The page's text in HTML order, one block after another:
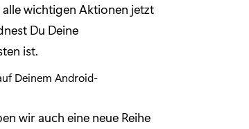
wichtigen Aktionen jetzt
Du Deine
ist.
wir auch eine neue Reihe